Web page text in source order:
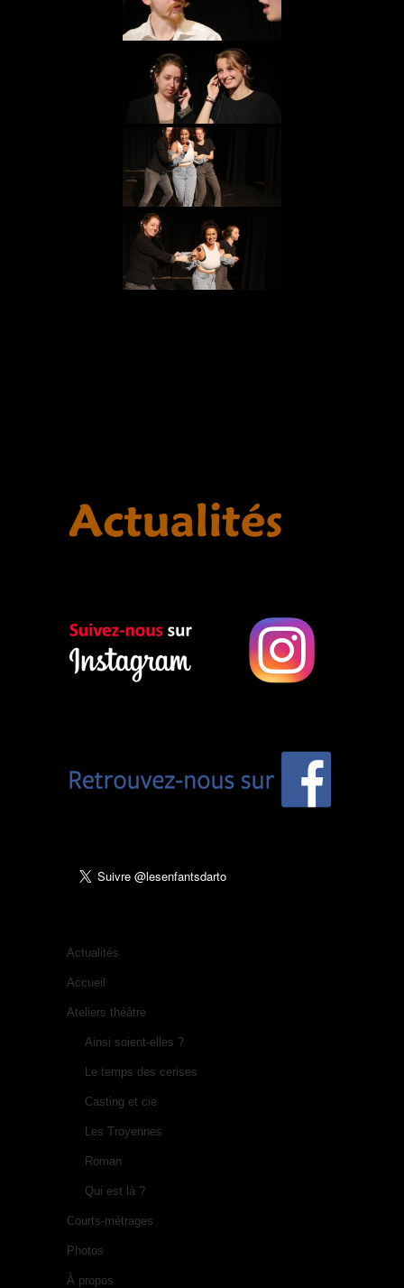
Actualités
Accueil
Ateliers théâtre
Ainsi soient-elles ?
Le temps des cerises
Casting et cie
Les Troyennes
Roman
Qui est là ?
Courts-métrages
Photos
À propos